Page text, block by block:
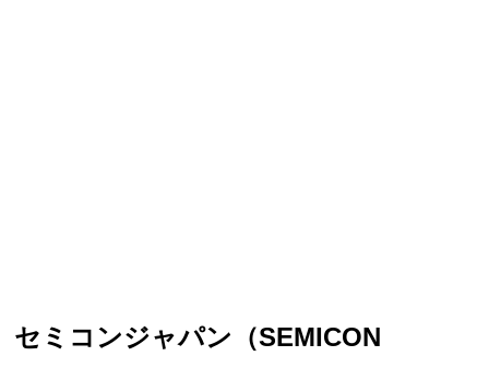
セミコンジャパン（SEMICON